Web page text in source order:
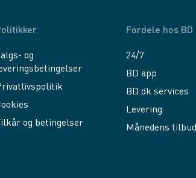
og
og betingelser
Fordele hos BD
24/7
BD app
BD.dk services
Levering
Månedens tilbud